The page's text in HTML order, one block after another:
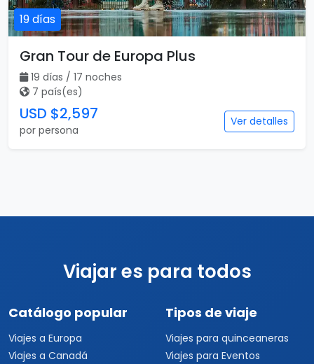
19 días
Gran Tour de Europa Plus
19 días / 17 noches
7 país(es)
USD $2,597
por persona
Ver detalles
Viajar es para todos
Catálogo popular
Viajes a Europa
Viajes a Canadá
Tipos de viaje
Viajes para quinceaneras
Viajes para Eventos